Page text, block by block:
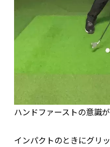
ハンドファーストの意識
インパクトのときにグリ